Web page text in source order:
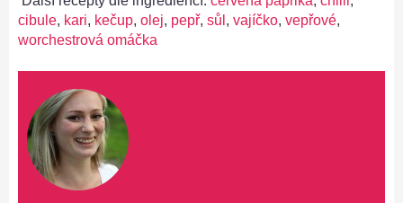
cibule, kari, kečup, olej, pepř, sůl , vajíčko, vepřové,
worchestrová omáčka